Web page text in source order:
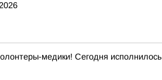
медики! Сегодня